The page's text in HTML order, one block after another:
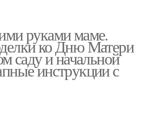
руками маме.
ко Дню Матери
саду и начальной
инструкции с